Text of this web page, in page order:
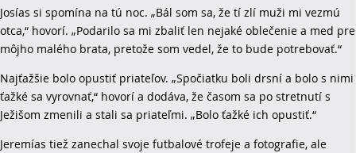
Josías si spomína na tú noc. „Bál som sa, že tí zlí muži mi vezmú
otca,“ hovorí. „Podarilo sa mi zbaliť len nejaké oblečenie a med pre
môjho malého brata, pretože som vedel, že to bude potrebovať.“
Najťažšie bolo opustiť priateľov. „Spočiatku boli drsní a bolo s nimi
ťažké sa vyrovnať,“ hovorí a dodáva, že časom sa po stretnutí s
Ježišom zmenili a stali sa priateľmi. „Bolo ťažké ich opustiť.“
Jeremías tiež zanechal svoje futbalové trofeje a fotografie, ale